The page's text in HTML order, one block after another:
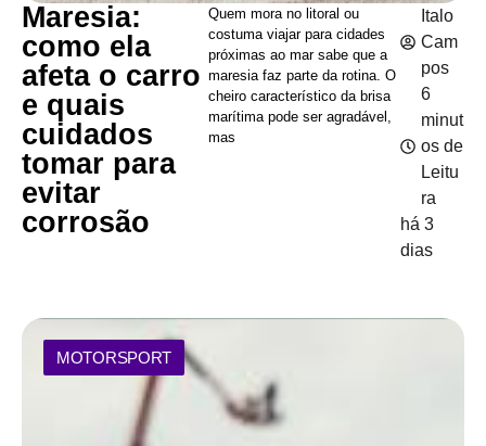
Maresia:
como ela
afeta o carro
e quais
cuidados
tomar para
evitar
corrosão
Quem mora no litoral ou
costuma viajar para cidades
próximas ao mar sabe que a
maresia faz parte da rotina. O
cheiro característico da brisa
marítima pode ser agradável,
mas
Italo
Cam
pos
6
minut
os de
Leitu
ra
há 3
dias
MOTORSPORT